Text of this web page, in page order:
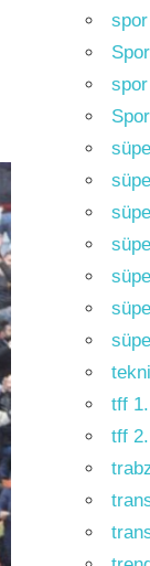
spor
tff
tff